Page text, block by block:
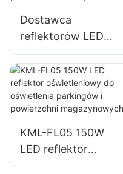
Dostawca
reflektorów LED
KML-FL05 50W do
oświetlenia elewacji
budynków
zewnętrznych i
otwartych
KML-FL05 150W
LED reflektor
oświetleniowy do